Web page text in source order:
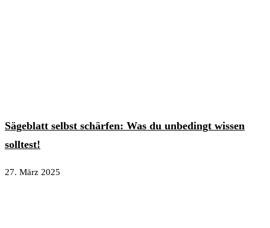
Sägeblatt selbst schärfen: Was du unbedingt wissen
solltest!
27. März 2025